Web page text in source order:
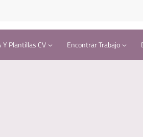
Y Plantillas CV Encontrar Trabajo